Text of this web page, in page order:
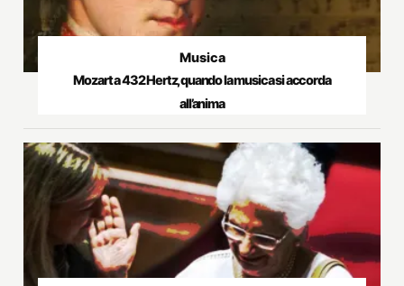
Musica
Mozart a 432 Hertz, quando la musica si accorda
all’anima